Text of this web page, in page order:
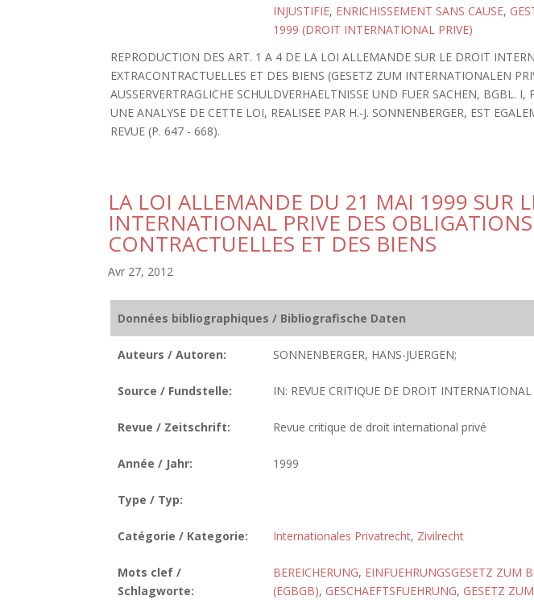
INJUSTIFIE, ENRICHISSEMENT SANS CAUSE,
1999 (DROIT INTERNATIONAL PRIVE)
REPRODUCTION DES ART. 1 A 4 DE LA LOI ALLEMANDE SUR LE DROIT
EXTRACONTRACTUELLES ET DES BIENS (GESETZ ZUM INTERNATIONALEN
AUSSERVERTRAGLICHE SCHULDVERHAELTNISSE UND FUER SACHEN, BGBL.
UNE ANALYSE DE CETTE LOI, REALISEE PAR H.-J. SONNENBERGER, EST
REVUE (P. 647 - 668).
LA LOI ALLEMANDE DU 21 MAI 1999 SUR
INTERNATIONAL PRIVE DES
CONTRACTUELLES ET DES BIENS
Avr 27, 2012
Données bibliographiques / Bibliografische Daten
Auteurs / Autoren: SONNENBERGER, HANS-JUERGEN;
Source / Fundstelle: IN: REVUE CRITIQUE DE DROIT
Revue / Zeitschrift: Revue critique de droit international privé
Année / Jahr: 1999
Type / Typ:
Catégorie / Kategorie: Internationales Privatrecht, Zivilrecht
Mots clef /
Schlagworte:
BEREICHERUNG, EINFUEHRUNGSGESETZ ZUM
(EGBGB), GESCHAEFTSFUEHRUNG, GESETZ